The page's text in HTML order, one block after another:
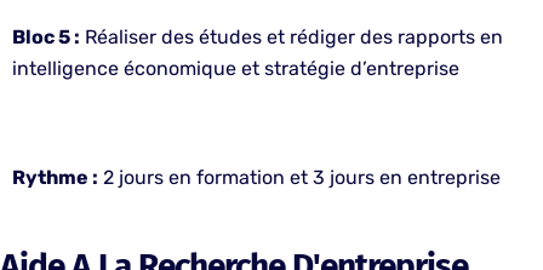
Bloc 5 : Réaliser des études et rédiger des rapports en
intelligence économique et stratégie d’entreprise
Rythme : 2 jours en formation et 3 jours en entreprise